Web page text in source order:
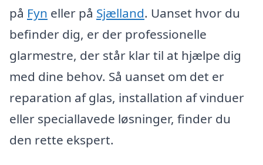
på Fyn eller på Sjælland. Uanset hvor du
befinder dig, er der professionelle
glarmestre, der står klar til at hjælpe dig
med dine behov. Så uanset om det er
reparation af glas, installation af vinduer
eller speciallavede løsninger, finder du
den rette ekspert.